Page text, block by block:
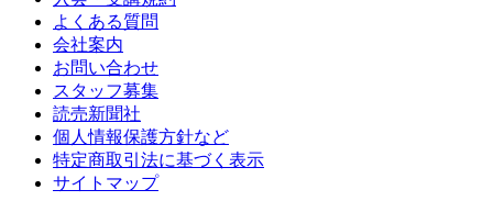
よくある質問
会社案内
お問い合わせ
スタッフ募集
読売新聞社
個人情報保護方針など
特定商取引法に基づく表示
サイトマップ